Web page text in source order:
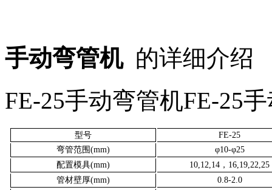
手动弯管机 的详细介绍
FE-25手动弯管机FE-25
型号
FE-25
弯管范围(mm)
φ10-φ25
配置模具(mm)
10,12,14，16,19,22,25
管材壁厚(mm)
0.8-2.0